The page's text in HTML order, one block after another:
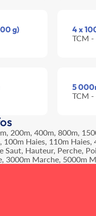
g) 4 x
TCM -
5
TCM -
200m, 400m, 800m,
100m Haies, 110m Haies,
Saut, Hauteur, Perche,
3000m Marche, 5000m